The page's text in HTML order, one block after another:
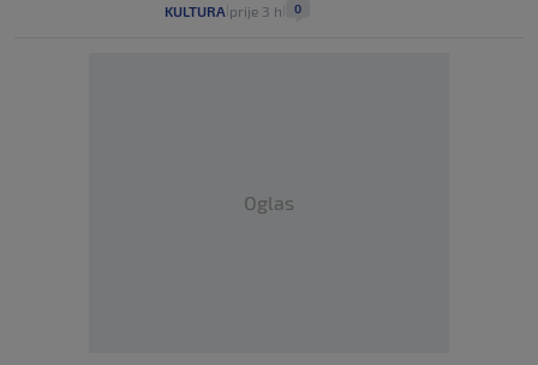
KULTURA prije 3 h 0
Oglas